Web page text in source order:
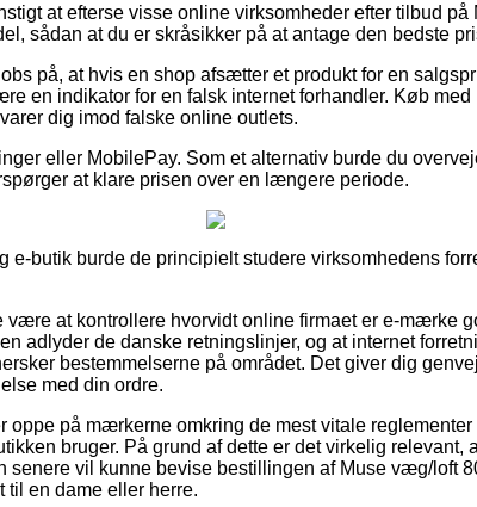
at efterse visse online virksomheder efter tilbud
sådan at du er skråsikker på at antage den bedste
på, at hvis en shop afsætter et produkt for en
en indikator for en falsk internet forhandler. Køb
dig imod falske online outlets.
eller MobilePay. Som et alternativ burde du
at klare prisen over en længere periode.
e-butik burde de principielt studere virksomhedens
være at kontrollere hvorvidt online firmaet er e-mærke
adlyder de danske retningslinjer, og at internet
bestemmelserne på området. Det giver dig
med din ordre.
oppe på mærkerne omkring de mest vitale
bruger. På grund af dette er det virkelig relevant,
senere vil kunne bevise bestillingen af Muse væg/loft
til en dame eller herre.